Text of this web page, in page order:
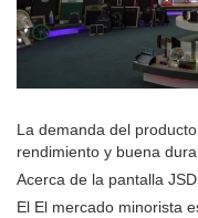
La demanda del
rendimiento y buena
Acerca de la pantalla JSD
El El mercado minorista